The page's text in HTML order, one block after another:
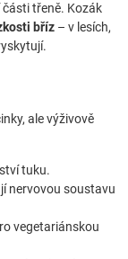
třeně. Kozák
bříz – v lesích,
ale výživově
tuku.
nervovou soustavu
vegetariánskou